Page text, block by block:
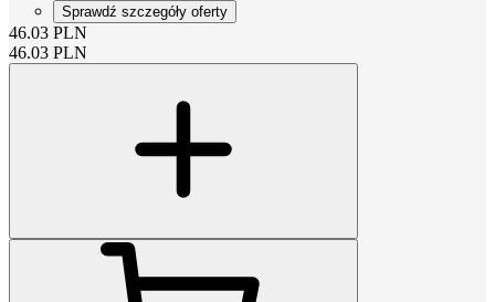
Sprawdź szczegóły oferty
46.03 PLN
46.03 PLN